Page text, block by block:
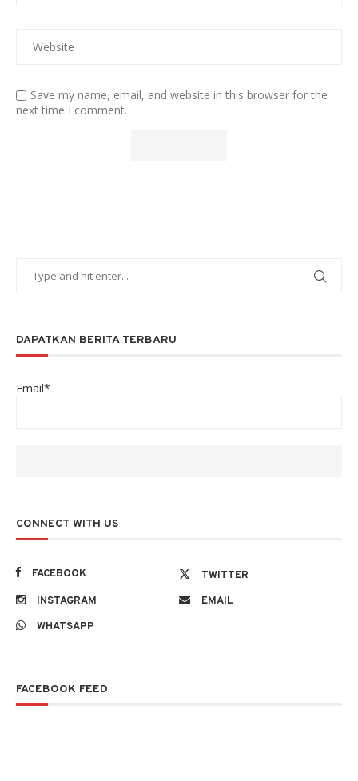
Save my name, email, and website in this browser for the
next time I comment.
DAPATKAN BERITA TERBARU
Email*
CONNECT WITH US
FACEBOOK
TWITTER
INSTAGRAM
EMAIL
WHATSAPP
FACEBOOK FEED